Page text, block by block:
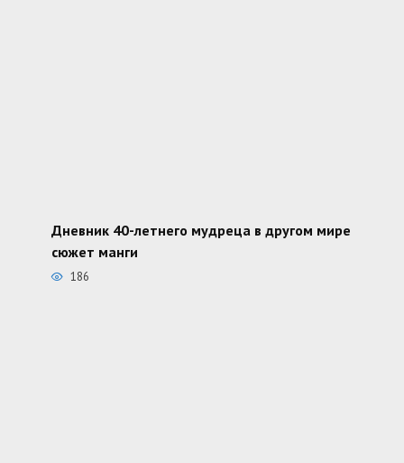
Дневник 40-летнего мудреца в другом мире
сюжет манги
186